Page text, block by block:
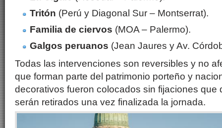
Tritón (Perú y Diagonal Sur – Montserrat).
Familia de ciervos (MOA – Palermo).
Galgos peruanos (Jean Jaures y Av.
Todas las intervenciones son reversibles y no
que forman parte del patrimonio porteño y
decorativos fueron colocados sin fijaciones que
serán retirados una vez finalizada la jornada.